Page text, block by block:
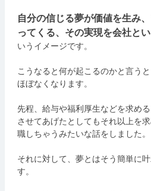
自分の信じる夢が価値を生み
ってくる、その実現を会社と
いうイメージです。
こうなると何が起こるのかと言う
ほぼなくなります。
先程、給与や福利厚生などを求め
させてあげたとしてもそれ以上を
職しちゃうみたいな話をしました。
それに対して、夢とはそう簡単に
す。